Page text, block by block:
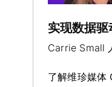
实现数据
Carrie Small
了解维珍媒体